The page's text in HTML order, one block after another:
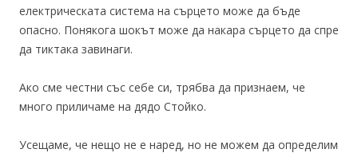
електрическата система на сърцето може да бъде
опасно. Понякога шокът може да накара сърцето да спре
да тиктака завинаги.
Ако сме честни със себе си, трябва да признаем, че
много приличаме на дядо Стойко.
Усещаме, че нещо не е наред, но не можем да определим